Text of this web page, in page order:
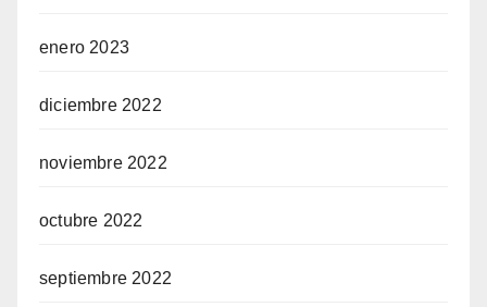
enero 2023
diciembre 2022
noviembre 2022
octubre 2022
septiembre 2022